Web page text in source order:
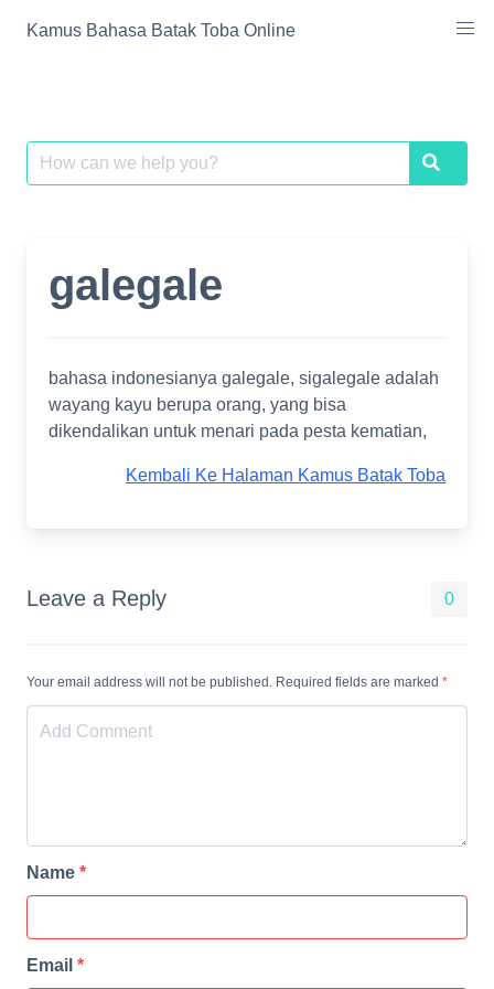
Kamus Bahasa Batak Toba Online
Search
for:
Search
galegale
bahasa indonesianya galegale, sigalegale adalah
wayang kayu berupa orang, yang bisa
dikendalikan untuk menari pada pesta kematian,
Kembali Ke Halaman Kamus Batak Toba
Leave a Reply 0
Your email address will not be published. Required fields are marked *
Name *
Email *